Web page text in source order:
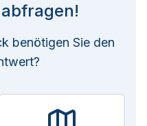
benötigen Sie den